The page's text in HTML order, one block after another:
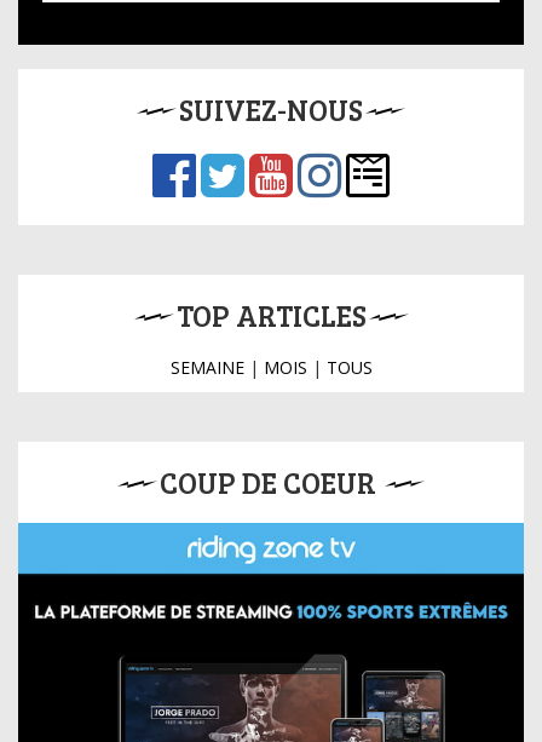
SUIVEZ-NOUS
TOP ARTICLES
SEMAINE| MOIS | TOUS
COUP DE COEUR